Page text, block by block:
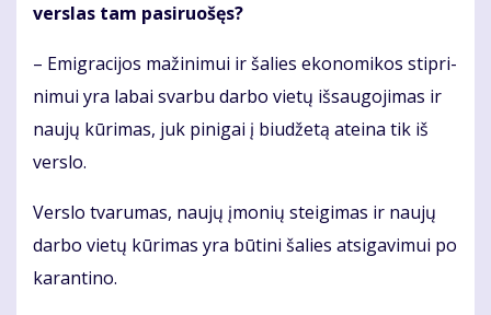
ver­slas tam pa­si­ruo­šęs?
– Emig­ra­ci­jos ma­ži­ni­mui ir ša­lies eko­no­mi­kos stip­ri­
ni­mui yra la­bai svar­bu dar­bo vie­tų iš­sau­go­ji­mas ir
nau­jų kū­ri­mas, juk pi­ni­gai į biu­dže­tą at­ei­na tik iš
ver­slo.
Ver­slo tva­ru­mas, nau­jų įmo­nių stei­gi­mas ir nau­jų
dar­bo vie­tų kū­ri­mas yra bū­ti­ni ša­lies at­si­ga­vi­mui po
ka­ran­ti­no.